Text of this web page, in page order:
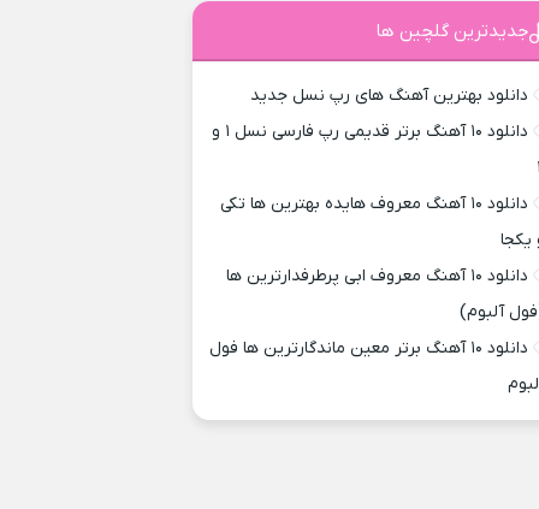
جدیدترین گلچین ها
دانلود بهترین آهنگ های رپ نسل جدید
دانلود ۱۰ آهنگ برتر قدیمی رپ فارسی نسل ۱ و
دانلود ۱۰ آهنگ معروف هایده بهترین ها تکی
یکجا
دانلود ۱۰ آهنگ معروف ابی پرطرفدارترین ها
آلبوم)
دانلود ۱۰ آهنگ برتر معین ماندگارترین ها فول